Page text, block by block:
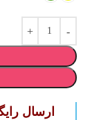
ارسال